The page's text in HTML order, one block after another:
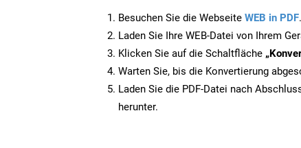
Besuchen Sie die Webseite WEB in PDF.
Laden Sie Ihre WEB-Datei von Ihrem
Klicken Sie auf die Schaltfläche
Warten Sie, bis die Konvertierung
Laden Sie die PDF-Datei nach
herunter.